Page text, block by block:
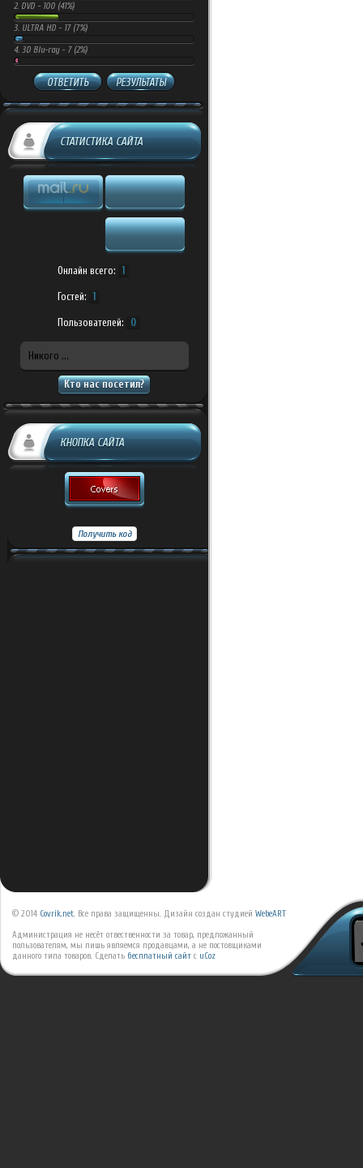
2. DVD - 100 (41%)
3. ULTRA HD - 17 (7%)
4. 3D Blu-ray - 7 (2%)
ОТВЕТИТЬ РЕЗУЛЬТАТЫ
СТАТИСТИКА САЙТА
Онлайн всего: 1
Гостей: 1
Пользователей: 0
Никого ...
Кто нас посетил?
КНОПКА САЙТА
© 2014 Covrik.net. Все права защищенны. Дизайн создан студией WebeART
Администрация не несёт отвественности за товар, предложанный
пользователям, мы лишь являемся продавцами, а не постовщиками
данного типа товаров. Сделать бесплатный сайт с uCoz